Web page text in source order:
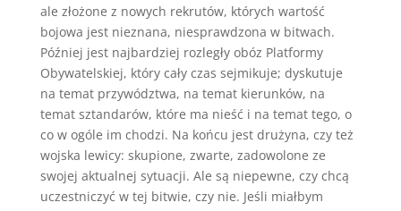
ale złożone z nowych rekrutów, których wartość
bojowa jest nieznana, niesprawdzona w bitwach.
Później jest najbardziej rozległy obóz Platformy
Obywatelskiej, który cały czas sejmikuje; dyskutuje
na temat przywództwa, na temat kierunków, na
temat sztandarów, które ma nieść i na temat tego, o
co w ogóle im chodzi. Na końcu jest drużyna, czy też
wojska lewicy: skupione, zwarte, zadowolone ze
swojej aktualnej sytuacji. Ale są niepewne, czy chcą
uczestniczyć w tej bitwie, czy nie. Jeśli miałbym